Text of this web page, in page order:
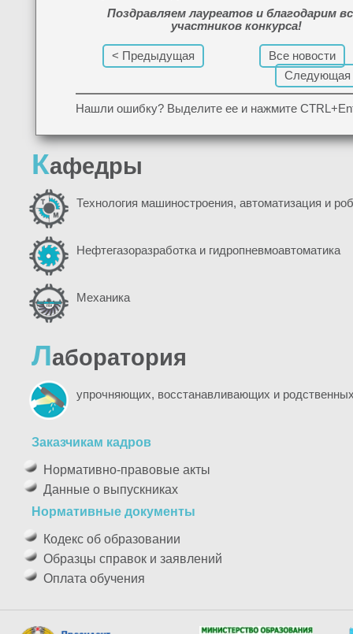
Поздравляем лауреатов и благодарим
участников конкурса!
< Предыдущая
Все новости
Следующая
Нашли ошибку? Выделите ее и нажмите
Кафедры
Технология машиностроения, автоматизация и
Нефтегазоразработка и гидропневмоавтоматика
Механика
Лаборатория
упрочняющих, восстанавливающих и
Заказчикам кадров
Нормативно-правовые акты
Данные о выпускниках
Нормативные документы
Кодекс об образовании
Образцы справок и заявлений
Оплата обучения